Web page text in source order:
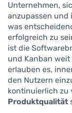
Unternehmen,
anzupassen und
was
erfolgreich zu
ist die
und Kanban
erlauben es,
den Nutzern
kontinuierlich zu
Produktqualität